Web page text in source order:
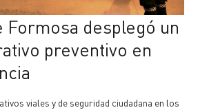
preventivo en
viales y de seguridad ciudadana en los